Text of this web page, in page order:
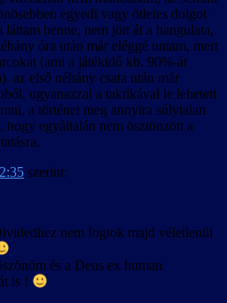
egyedi vagy ötletes dolgot
láttam benne, nem jött át a hangulata,
óra után már eléggé untam, mert
(ami a játékidő kb. 90%-át
az első néhány csata után már
ugyanazzal a taktikával le lehetett
a történet meg annyira súlytalan
hogy egyáltalán nem ösztönzött a
szerint:
nem fogtok majd véletlenül
és a Deus ex human
is !